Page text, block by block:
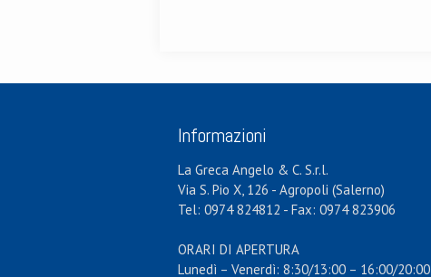
Informazioni
La Greca Angelo & C. S.r.l.
Via S. Pio X, 126 - Agropoli (Salerno)
Tel: 0974 824812 - Fax: 0974 823906
ORARI DI APERTURA
Lunedì – Venerdì: 8:30/13:00 – 16:00/20:00